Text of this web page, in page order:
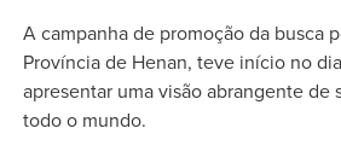
A campanha de promoção da busca
Província de Henan, teve início no
apresentar uma visão abrangente
todo o mundo.